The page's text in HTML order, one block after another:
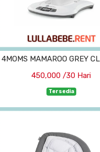
4MOMS MAMAROO GREY
450,000 /30 Hari
Tersedia